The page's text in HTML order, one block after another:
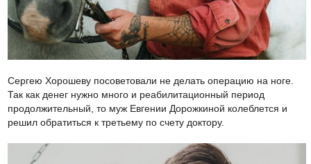
Сергею Хорошеву посоветовали не делать операцию на ноге.
Так как денег нужно много и реабилитационный период
продолжительный, то муж Евгении Дорожкиной колеблется и
решил обратиться к третьему по счету доктору.